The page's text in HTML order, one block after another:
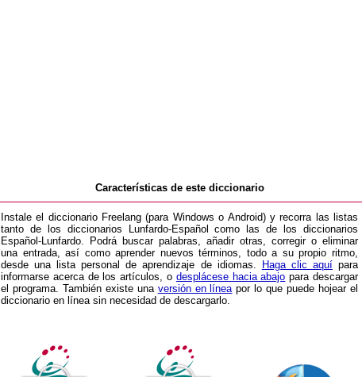
Características de este diccionario
Instale el diccionario Freelang (para Windows o Android) y recorra las listas
tanto de los diccionarios Lunfardo-Español como las de los diccionarios
Español-Lunfardo. Podrá buscar palabras, añadir otras, corregir o eliminar
una entrada, así como aprender nuevos términos, todo a su propio ritmo,
desde una lista personal de aprendizaje de idiomas.
Haga clic aquípara
informarse acerca de los artículos, o desplácese hacia abajo para descargar
el programa. También existe una versión en líneapor lo que puede hojear el
diccionario en línea sin necesidad de descargarlo.